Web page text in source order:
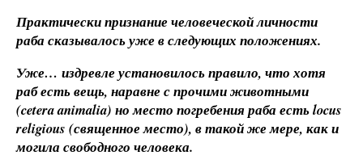
Практически признание человеческой личности
раба сказывалось уже в следующих положениях.
Уже… издревле установилось правило, что хотя
раб есть вещь, наравне с прочими животными
(cetera animalia) но место погребения раба есть locus
religious (священное место), в такой же мере, как и
могила свободного человека.